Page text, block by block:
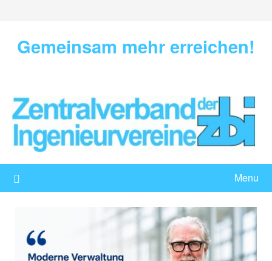
contentGemeinsam mehr erreichen!
Menu